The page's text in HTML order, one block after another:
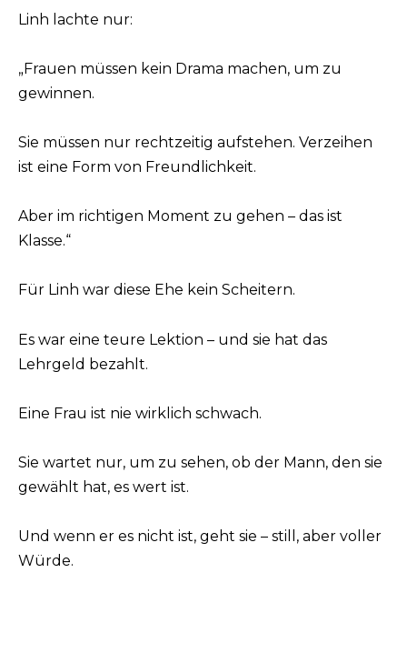
Linh lachte nur:
„Frauen müssen kein Drama machen, um zu
gewinnen.
Sie müssen nur rechtzeitig aufstehen. Verzeihen
ist eine Form von Freundlichkeit.
Aber im richtigen Moment zu gehen – das ist
Klasse.“
Für Linh war diese Ehe kein Scheitern.
Es war eine teure Lektion – und sie hat das
Lehrgeld bezahlt.
Eine Frau ist nie wirklich schwach.
Sie wartet nur, um zu sehen, ob der Mann, den sie
gewählt hat, es wert ist.
Und wenn er es nicht ist, geht sie – still, aber voller
Würde.